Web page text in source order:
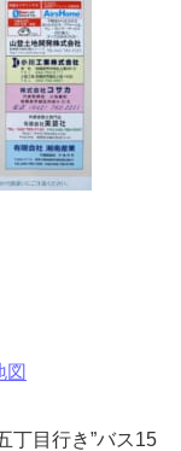
図
丁目行き”バス15